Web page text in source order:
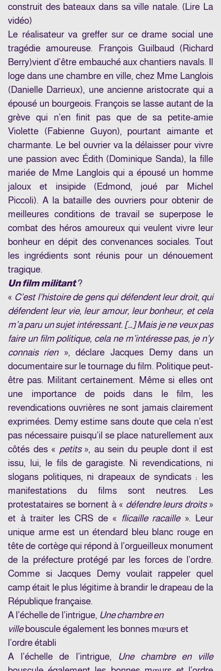
construit des bateaux dans sa ville natale. (Lire La
vidéo)
Le réalisateur va greffer sur ce drame social une
tragédie amoureuse. François Guilbaud (Richard
Berry)vient d’être embauché aux chantiers navals. Il
loge dans une chambre en ville, chez Mme Langlois
(Danielle Darrieux), une ancienne aristocrate qui a
épousé un bourgeois. François se lasse autant de la
grève qui n’en finit pas que de sa petite-amie
Violette (Fabienne Guyon), pourtant aimante et
charmante. Le bel ouvrier va la délaisser pour vivre
une passion avec Édith (Dominique Sanda), la fille
mariée de Mme Langlois qui a épousé un homme
jaloux et insipide (Edmond, joué par
Michel
Piccoli). A la bataille des ouvriers pour obtenir de
meilleures conditions de travail se superpose le
combat des héros amoureux qui veulent vivre leur
bonheur en dépit des convenances sociales. Tout
les ingrédients sont réunis pour un dénouement
tragique.
Un film militant?
« C’est l’histoire de gens qui défendent leur droit, qui
défendent leur vie, leur amour, leur bonheur, et cela
m’a paru un sujet intéressant. […] Mais je ne veux pas
faire un film politique, cela ne m’intéresse pas, je n’y
connais rien», déclare Jacques Demy dans un
documentairesur le tournage du film. Politique peut-
être pas. Militant certainement. Même si elles ont
une importance de poids dans le film, les
revendications ouvrières ne sont jamais clairement
exprimées. Demy estime sans doute que cela n’est
pas nécessaire puisqu’il se place naturellement aux
côtés des « petits », au sein du peuple dont il est
issu, lui, le fils de garagiste. Ni revendications, ni
slogans politiques, ni drapeaux de syndicats : les
manifestations du films sont neutres. Les
protestataires se bornent à « défendre leurs droits»
et à traiter les CRS de « flicaille racaille». Leur
unique arme est un étendard bleu blanc rouge en
tête de cortège qui répond à l’orgueilleux monument
de la préfecture protégé par les forces de l’ordre.
Comme si Jacques Demy voulait rappeler quel
camp était le plus légitime à brandir le drapeau de la
République française.
A l’échelle de l’intrigue, Une chambre en
villebouscule également les bonnes mœurs et
l’ordre établi
A l’échelle de l’intrigue, Une chambre en ville